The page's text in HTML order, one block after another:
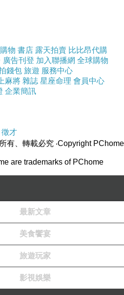
物 書店 露天拍賣 比比昂代購
廣告刊登 加入聯播網 全球購物
錢包 旅遊 服務中心
麻將 雜誌 星座命理 會員中心
企業簡訊
徵才
有、轉載必究 ‧Copyright PChome
are trademarks of PChome
最新文章
美食饗宴
旅遊玩家
影視娛樂